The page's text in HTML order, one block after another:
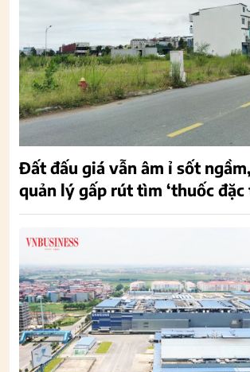
Đất đấu giá vẫn âm ỉ sốt
quản lý gấp rút tìm ‘thuốc đặc